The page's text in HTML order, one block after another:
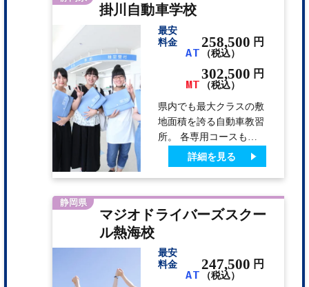
様に楽しみながら勉強を
していただける環境づく
り（ハード面・ソフト面
の充実）に平素から努力
しております。 お客様
の不安をいち早く解消し
て、安心して教習に専念
できるよう全社員で卒業
までサポートする学校で
す。 教習が予定通り進
むようお手伝いさせて頂
掛川自動車学校
最安
料金
AT
258,500 円
（税込）
MT
302,500 円
（税込）
県内でも最大クラスの敷
地面積を誇る自動車教習
所。 各専用コースも
広々としてゆとりがある
ため、教習生の集中する
時期でも自分の苦手な課
題を何度でもチャレンジ
でき、着実にステップア
し不安」という方のため
に、「トレーチャー」と
詳細を見る
静岡県
マジオドライバーズスクー
ル熱海校
最安
料金
AT
247,500 円
（税込）